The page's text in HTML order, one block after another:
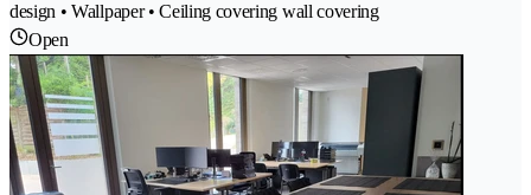
design • Wallpaper • Ceiling covering wall covering
Open